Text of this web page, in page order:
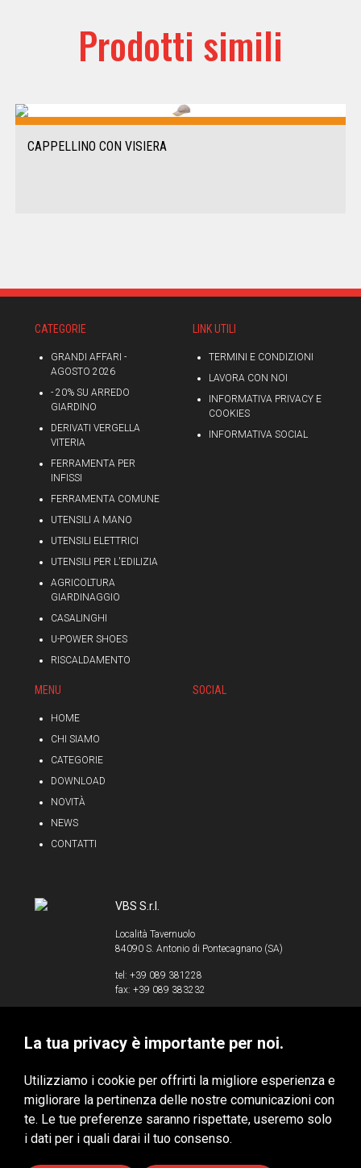
Prodotti simili
CAPPELLINO CON VISIERA
CATEGORIE
GRANDI AFFARI -
AGOSTO 2026
- 20% SU ARREDO
GIARDINO
DERIVATI VERGELLA
VITERIA
FERRAMENTA PER
INFISSI
FERRAMENTA COMUNE
UTENSILI A MANO
UTENSILI ELETTRICI
UTENSILI PER L'EDILIZIA
AGRICOLTURA
GIARDINAGGIO
CASALINGHI
U-POWER SHOES
RISCALDAMENTO
LINK UTILI
TERMINI E CONDIZIONI
LAVORA CON NOI
INFORMATIVA PRIVACY E
COOKIES
INFORMATIVA SOCIAL
MENU
HOME
CHI SIAMO
CATEGORIE
DOWNLOAD
NOVITÀ
NEWS
CONTATTI
SOCIAL
VBS S.r.l.
Località Tavernuolo
84090 S. Antonio di Pontecagnano (SA)
tel: +39 089 381228
fax: +39 089 383232
P.IVA 00853520658
VBS S.r.l. © 2020 - Tutti i diritti riservati
Privacy & Cookie Policy
La tua privacy è importante per noi.
Utilizziamo i cookie per offrirti la migliore esperienza e
migliorare la pertinenza delle nostre comunicazioni con
te. Le tue preferenze saranno rispettate, useremo solo
i dati per i quali darai il tuo consenso.